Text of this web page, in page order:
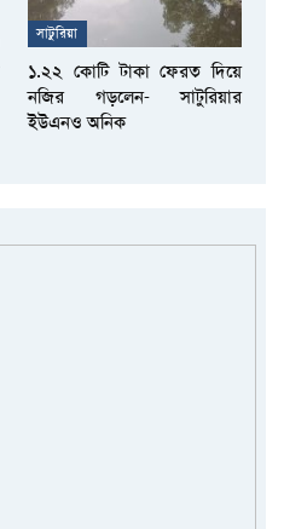
সাটুরিয়া
১.২২ কোটি টাকা ফেরত দিয়ে
নজির গড়লেন- সাটুরিয়ার
ইউএনও অনিক